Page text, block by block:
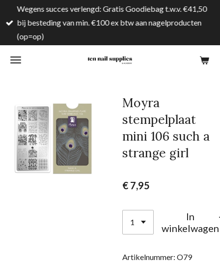
direct
naar
hoofdinhoud
Wegens succes verlengd: Gratis Goodiebag t.w.v. €41,50
bij besteding van min. €100 ex btw aan nagelproducten
(op=op)
Moyra
stempelplaat
mini 106 such a
strange girl
€ 7,95
In
winkelwagen
Artikelnummer: O79